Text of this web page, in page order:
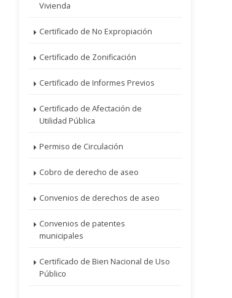
Vivienda
Certificado de No Expropiación
Certificado de Zonificación
Certificado de Informes Previos
Certificado de Afectación de
Utilidad Pública
Permiso de Circulación
Cobro de derecho de aseo
Convenios de derechos de aseo
Convenios de patentes
municipales
Certificado de Bien Nacional de Uso
Público